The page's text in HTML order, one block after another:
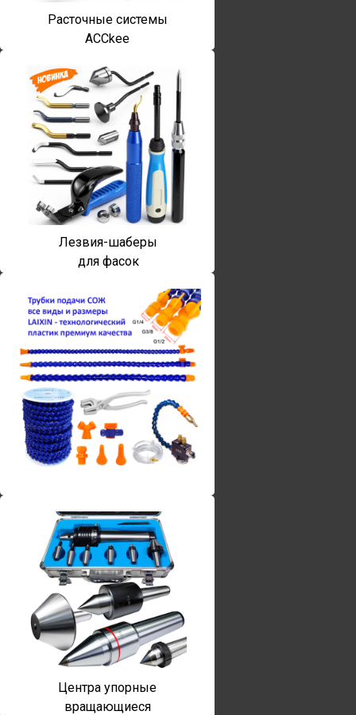
Расточные системы
ACCkee
Лезвия-шаберы
для фасок
Винты torx
Центра упорные
вращающиеся